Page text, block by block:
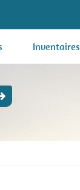
Inventaires